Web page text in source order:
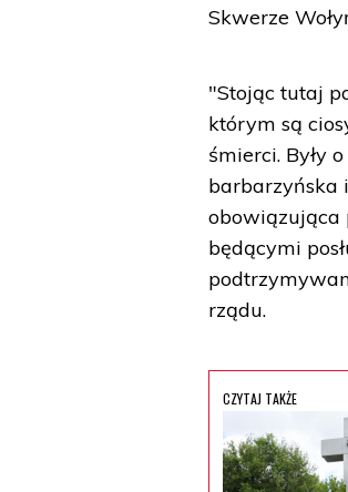
Skwerze
"Stojąc tutaj
którym są
śmierci. Były
barbarzyńska
obowiązująca
będącymi
rządu.
CZYTAJ TAKŻE